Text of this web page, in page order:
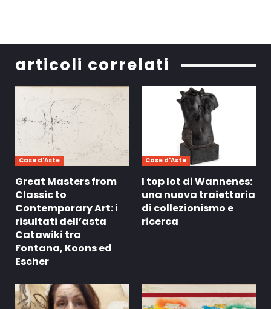
articoli correlati
Case d'Aste
Great Masters from
Classic to
Contemporary Art: i
risultati dell’asta
Catawiki tra
Fontana, Koons ed
Escher
Case d'Aste
I top lot di Wannenes:
una nuova traiettoria
di collezionismo e
ricerca